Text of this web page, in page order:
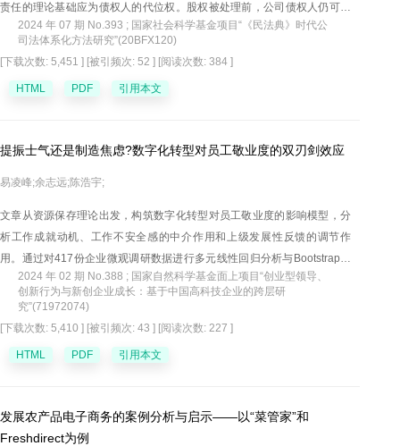
责任的理论基础应为债权人的代位权。股权被处理前，公司债权人仍可向
失权股东主张其在未出资本息范围内就公司债务不能清偿的部分承担补充
法复权的，失权股东可向公司追偿。股权被处理后，仅在股权被依法转让
东追偿。
2024 年 07 期 No.393 ; 国家社会科学基金项目“《民法典》时代公
司法体系化方法研究”(20BFX120)
[下载次数: 5,451 ] [被引频次: 52 ] [阅读次数: 384 ]
HTML PDF 引用本文
提振士气还是制造焦虑?数字化转型对员工敬业度的双刃剑效应
易凌峰;余志远;陈浩宇;
文章从资源保存理论出发，构筑数字化转型对员工敬业度的影响模型，分
析工作成就动机、工作不安全感的中介作用和上级发展性反馈的调节作
用。通过对417份企业微观调研数据进行多元线性回归分析与Bootstrap检
验发现：第一，数字化转型可以激活工作成就动机，从而提升员工敬业
度；第二，数字化转型亦会诱发工作不安全感，从而降低员工敬业度；第
三，上级发展性反馈强化了数字化转型与工作成就动机之间的关系，弱化
了数字化转型与工作不安全感之间的关系；第四，上级发展性反馈强化了
数字化转型通过工作成就动机影响员工敬业度的间接路径，弱化了数字化
化转型对员工情感的双刃剑效应，有助于企业员工的敬业度管理，并为数
字化转型战略提供了有益的启示。
2024 年 02 期 No.388 ; 国家自然科学基金面上项目“创业型领导、
创新行为与新创企业成长：基于中国高科技企业的跨层研
究”(71972074)
[下载次数: 5,410 ] [被引频次: 43 ] [阅读次数: 227 ]
HTML PDF 引用本文
发展农产品电子商务的案例分析与启示——以“菜管家”和
Freshdirect为例